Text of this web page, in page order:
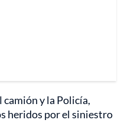
camión y la Policía,
heridos por el siniestro